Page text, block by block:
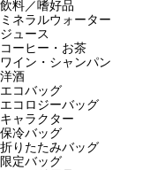
飲料／嗜好品
ミネラルウォーター
ジュース
コーヒー・お茶
ワイン・シャンパン
洋酒
エコバッグ
エコロジーバッグ
キャラクター
保冷バッグ
折りたたみバッグ
限定バッグ